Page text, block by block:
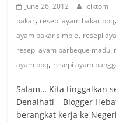
June 26, 2012 ciktom
bakar, resepi ayam bakar bbq,
ayam bakar simple, resepi
resepi ayam barbeque madu.
ayam bbq, resepi ayam
Salam… Kita tinggalkan
Denaihati – Blogger
berangkat kerja ke